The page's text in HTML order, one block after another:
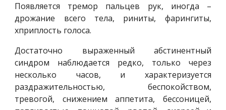
Появляется тремор пальцев рук, иногда –
дрожание всего тела, риниты, фарингиты,
хприплость голоса.
Достаточно выраженный абстинентный
синдром наблюдается редко, только через
несколько часов, и характеризуется
раздражительностью, беспокойством,
тревогой, снижением аппетита, бессоницей,